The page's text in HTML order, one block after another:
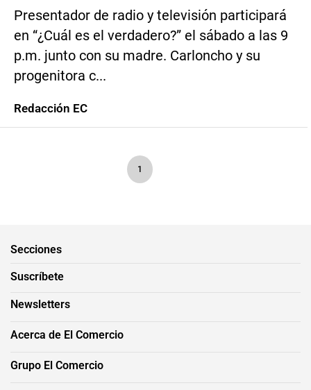
Presentador de radio y televisión participará
en “¿Cuál es el verdadero?” el sábado a las 9
p.m. junto con su madre. Carloncho y su
progenitora c...
Redacción EC
1
Secciones
Suscríbete
Newsletters
Acerca de El Comercio
Grupo El Comercio